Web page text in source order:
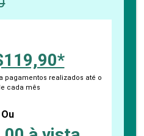
pagamentos realizados até o
cada mês
Ou